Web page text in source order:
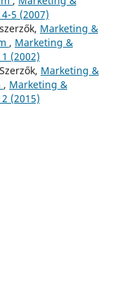
5 (2007)
Marketing &
, Marketing &
(2002)
Marketing &
, Marketing &
(2015)